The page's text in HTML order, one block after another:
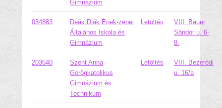
Gimnázium
034883
Deák Diák Ének-zenei
Általános Iskola és
Gimnázium
Letöltés
VIII. Bauer
Sándor u. 6-
8.
203640
Szent Anna
Görögkatolikus
Gimnázium és
Technikum
Letöltés
VIII. Bezerédi
u. 16/a